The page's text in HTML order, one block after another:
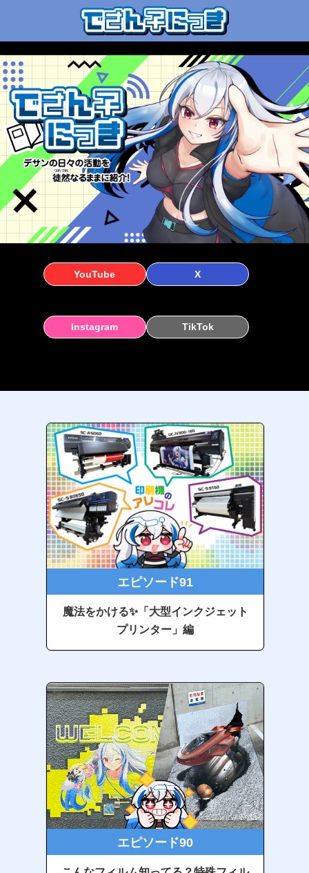
YouTube X
Instagram TikTok
エピソード91
魔法をかける✨「大型インクジェット
プリンター」編
エピソード90